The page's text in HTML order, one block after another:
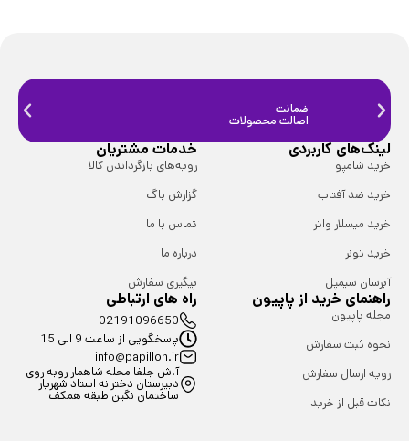
ضمانت
اصالت محصولات
لینک‌های کاربردی
خرید شامپو
خرید ضد آفتاب
خرید میسلار واتر
خرید تونر
آبرسان سیمپل
خدمات مشتریان
رویه‌های بازگرداندن کالا
گزارش باگ
تماس با ما
درباره ما
پیگیری سفارش
راهنمای خرید از پاپیون
مجله پاپیون
نحوه ثبت سفارش
رویه ارسال سفارش
نکات قبل از خرید
راه های ارتباطی
02191096650
پاسخگویی از ساعت 9 الی 15
info@papillon.ir
آ.ش جلفا محله شاهمار روبه روی
دبیرستان دخترانه استاد شهریار
ساختمان نگین طبقه همکف